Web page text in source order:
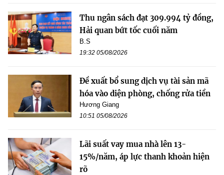
Thu ngân sách đạt 309.994 tỷ đồng,
Hải quan bứt tốc cuối năm
B.S
19:32 05/08/2026
Đề xuất bổ sung dịch vụ tài sản mã
hóa vào diện phòng, chống rửa tiền
Hương Giang
10:51 05/08/2026
Lãi suất vay mua nhà lên 13-
15%/năm, áp lực thanh khoản hiện
rõ